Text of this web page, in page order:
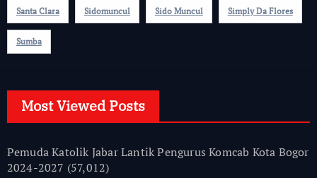
Santa Clara Sidomuncul Sido Muncul Simply Da Flores
Sumba
Most Viewed Posts
Pemuda Katolik Jabar Lantik Pengurus Komcab Kota Bogor
2024-2027 (57,012)